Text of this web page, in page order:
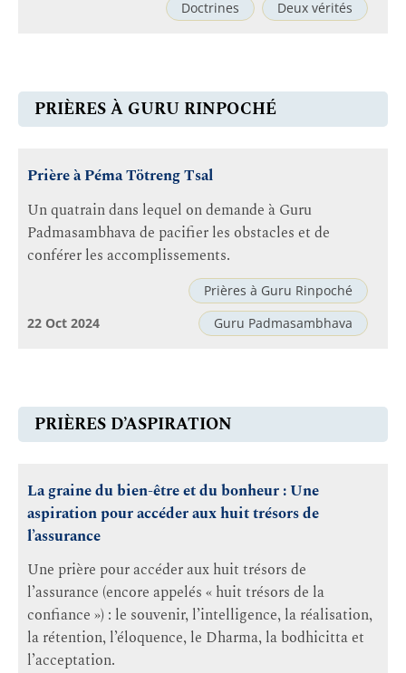
Doctrines Deux vérités
PRIÈRES À GURU RINPOCHÉ
Prière à Péma Tötreng Tsal
Un quatrain dans lequel on demande à Guru
Padmasambhava de pacifier les obstacles et de
conférer les accomplissements.
Prières à Guru Rinpoché
Guru Padmasambhava
22 Oct 2024
PRIÈRES D’ASPIRATION
La graine du bien-être et du bonheur : Une
aspiration pour accéder aux huit trésors de
l’assurance
Une prière pour accéder aux huit trésors de
l’assurance (encore appelés « huit trésors de la
confiance ») : le souvenir, l’intelligence, la réalisation,
la rétention, l’éloquence, le Dharma, la bodhicitta et
l’acceptation.